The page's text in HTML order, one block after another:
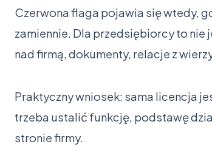
Czerwona flaga pojawia się wtedy,
zamiennie. Dla przedsiębiorcy to nie
nad firmą, dokumenty, relacje z
Praktyczny wniosek: sama licencja
trzeba ustalić funkcję, podstawę
stronie firmy.